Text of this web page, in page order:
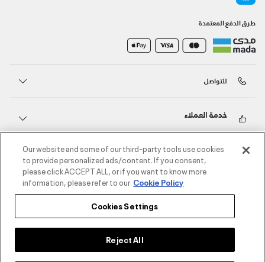
طرق الدفع المعتمدة
للتواصل
خدمة العملاء
حول أندر آرمر
أندر آرمر على الشبكات الاجتماعية
Our website and some of our third-party tools use cookies
to provide personalized ads/content. If you consent,
please click ACCEPT ALL, or if you want to know more
information, please refer to our Cookie Policy
Cookies Settings
Reject All